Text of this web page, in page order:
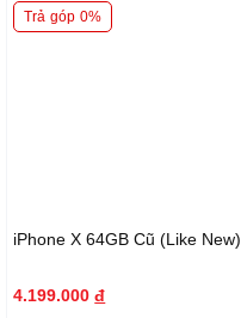
Trả góp 0%
iPhone X 64GB Cũ (Like New)
4.199.000 đ